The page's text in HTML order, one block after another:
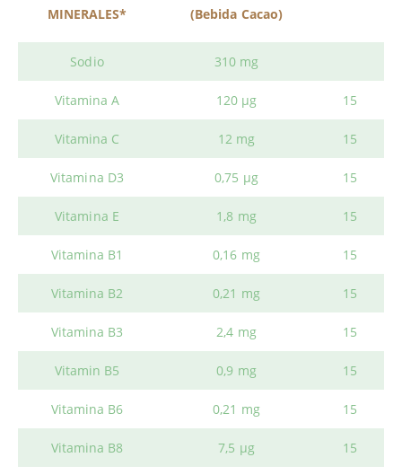
MINERALES* (Bebida Cacao)
Sodio 310 mg
Vitamina A 120 μg 15
Vitamina C 12 mg 15
Vitamina D3 0,75 μg 15
Vitamina E 1,8 mg 15
Vitamina B1 0,16 mg 15
Vitamina B2 0,21 mg 15
Vitamina B3 2,4 mg 15
Vitamin B5 0,9 mg 15
Vitamina B6 0,21 mg 15
Vitamina B8 7,5 μg 15